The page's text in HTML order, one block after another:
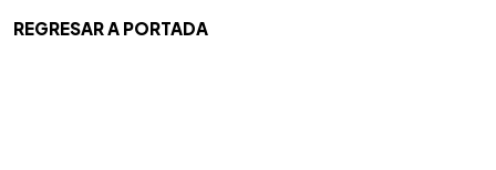
REGRESAR A PORTADA